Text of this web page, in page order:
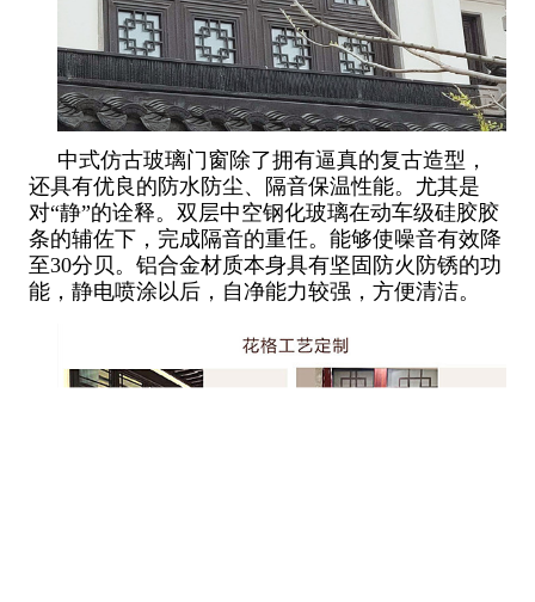
中式仿古玻璃门窗除了拥有逼真的复古造型，
还具有优良的防水防尘、隔音保温性能。尤其是
对“静”的诠释。双层中空钢化玻璃在动车级硅胶胶
条的辅佐下，完成隔音的重任。能够使噪音有效降
至30分贝。铝合金材质本身具有坚固防火防锈的功
能，静电喷涂以后，自净能力较强，方便清洁。